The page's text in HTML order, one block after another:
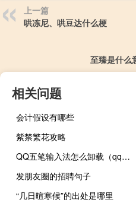
上一篇
哄冻尼、哄豆达什么梗
至臻是什么
相关问题
会计假设有哪些
紫禁繁花攻略
QQ五笔输入法怎么卸载（qq五笔输入法）
发朋友圈的招聘句子
“几日暄寒候”的出处是哪里